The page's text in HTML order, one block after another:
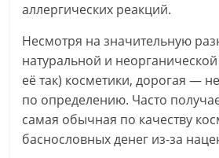
аллергических реакций.
Несмотря на значительную
натуральной и
её так) косметики, дорогая —
по определению. Часто
самая обычная по качеству
баснословных денег из-за